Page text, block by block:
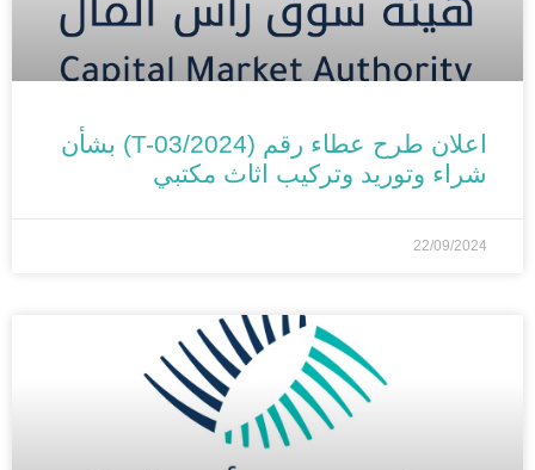
اعلان طرح عطاء رقم (T-03/2024) بشأن
شراء وتوريد وتركيب اثاث مكتبي
22/09/2024